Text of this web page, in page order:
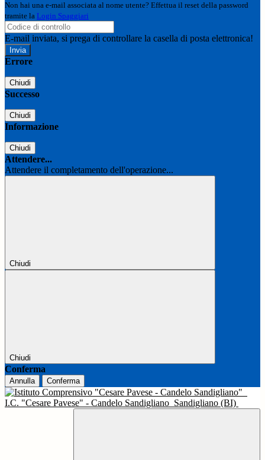
Non hai una e-mail associata al nome utente? Effettua il reset della password
tramite la Login Spaggiari
E-mail inviata, si prega di controllare la casella di posta elettronica!
Errore
Chiudi
Successo
Chiudi
Informazione
Chiudi
Attendere...
Attendere il completamento dell'operazione...
Chiudi
Chiudi
Conferma
Annulla Conferma
I.C. "Cesare Pavese" - Candelo Sandigliano Sandigliano (BI)